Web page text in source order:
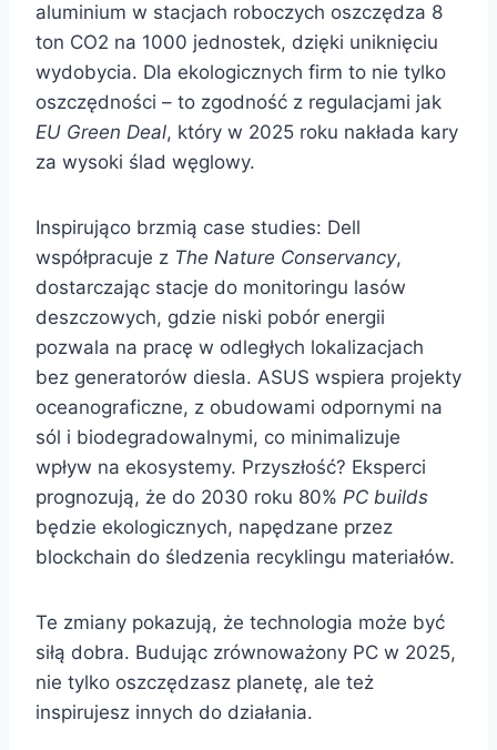
aluminium w stacjach roboczych oszczędza 8
ton CO2 na 1000 jednostek, dzięki uniknięciu
wydobycia. Dla ekologicznych firm to nie tylko
oszczędności – to zgodność z regulacjami jak
EU Green Deal, który w 2025 roku nakłada kary
za wysoki ślad węglowy.
Inspirująco brzmią case studies: Dell
współpracuje z The Nature Conservancy,
dostarczając stacje do monitoringu lasów
deszczowych, gdzie niski pobór energii
pozwala na pracę w odległych lokalizacjach
bez generatorów diesla. ASUS wspiera projekty
oceanograficzne, z obudowami odpornymi na
sól i biodegradowalnymi, co minimalizuje
wpływ na ekosystemy. Przyszłość? Eksperci
prognozują, że do 2030 roku 80% PC builds
będzie ekologicznych, napędzane przez
blockchain do śledzenia recyklingu materiałów.
Te zmiany pokazują, że technologia może być
siłą dobra. Budując zrównoważony PC w 2025,
nie tylko oszczędzasz planetę, ale też
inspirujesz innych do działania.